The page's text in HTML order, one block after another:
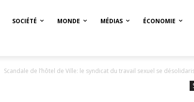
SOCIÉTÉ MONDE MÉDIAS ÉCONOMIE
Scandale de l’hôtel de Ville: le syndicat du travail sexuel se